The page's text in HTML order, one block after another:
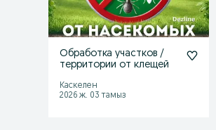
Обработка участков /
территории от клещей
Каскелен
2026 ж. 03 тамыз